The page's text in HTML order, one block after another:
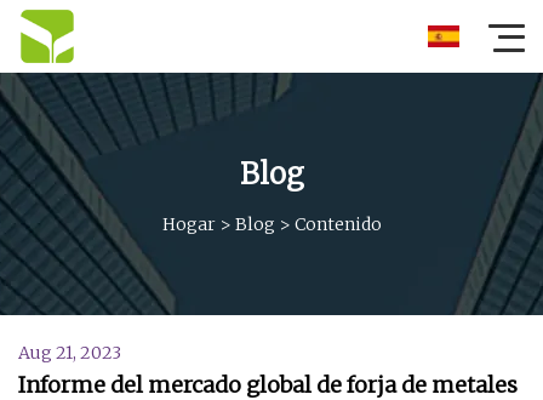
Blog
Hogar> Blog > Contenido
Aug 21, 2023
Informe del mercado global de forja de metales